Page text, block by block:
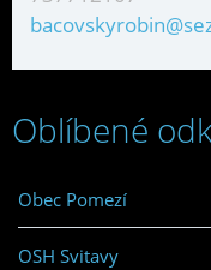
Oblíbené
Obec Pomezí
OSH Svitavy